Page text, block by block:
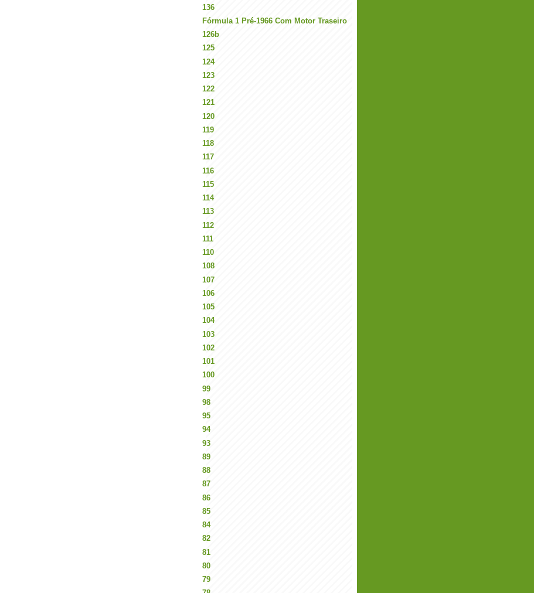
136
Fórmula 1 Pré-1966 Com Motor Traseiro
126b
125
124
123
122
121
120
119
118
117
116
115
114
113
112
111
110
108
107
106
105
104
103
102
101
100
99
98
95
94
93
89
88
87
86
85
84
82
81
80
79